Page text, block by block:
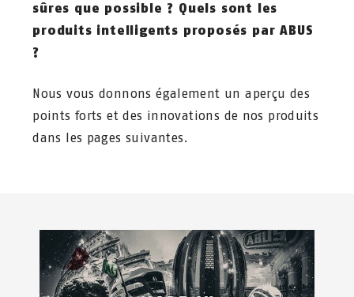
sûres que possible ? Quels sont les
produits intelligents proposés par ABUS
?
Nous vous donnons également un aperçu des
points forts et des innovations de nos produits
dans les pages suivantes.